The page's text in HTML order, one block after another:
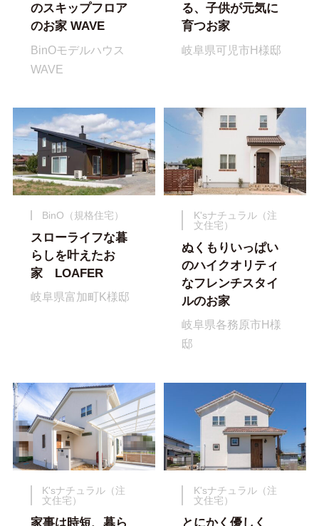
のスキップフロア
のお家 WAVE
BinOモデルハウス
WAVE
る、子供が元気に
育つお家
岐阜県可児市H様邸
BinO（規格住宅）
スローライフな暮
らしを叶えたお
家 LOAFER
岐阜県富加町K様邸
K'sナチュラル（注
文住宅）
ぬくもりいっぱい
のハイクオリティ
なフレンチスタイ
ルのお家
岐阜県各務原市H様
邸
K'sナチュラル（注
文住宅）
家事は時短、暮ら
K'sナチュラル（注
文住宅）
とにかく優しく